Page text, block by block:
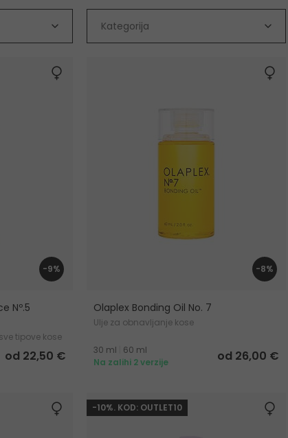
Kategorija
-9%
Nº.5
tipove kose
od 22,50 €
-8%
Olaplex Bonding Oil No. 7
Ulje za obnavljanje kose
30 ml
60 ml
Na zalihi 2 verzije
od 26,00 €
-10%. KOD: OUTLET10